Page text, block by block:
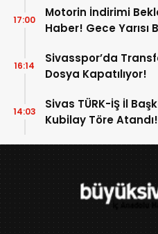
Motorin İndirimi
Haber! Gece Yarısı
17:00
Sivasspor’da
Dosya Kapatılıyor!
16:14
Sivas TÜRK-İŞ İl
Kubilay Töre Atandı!
14:03